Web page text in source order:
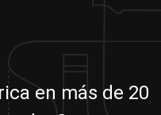
en más de 20